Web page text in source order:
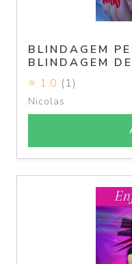
BLINDAGEM
BLINDAGEM
⭐ 1.0 (1)
Nicolas